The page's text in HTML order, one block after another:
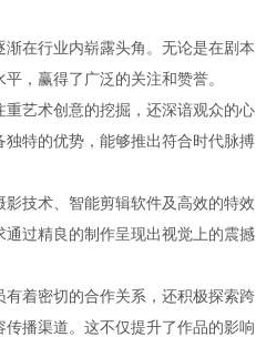
在行业内崭露头角。无论是在剧本
，赢得了广泛的关注和赞誉。
艺术创意的挖掘，还深谙观众的心
特的优势，能够推出符合时代脉搏
技术、智能剪辑软件及高效的特效
过精良的制作呈现出视觉上的震撼
着密切的合作关系，还积极探索跨
播渠道。这不仅提升了作品的影响